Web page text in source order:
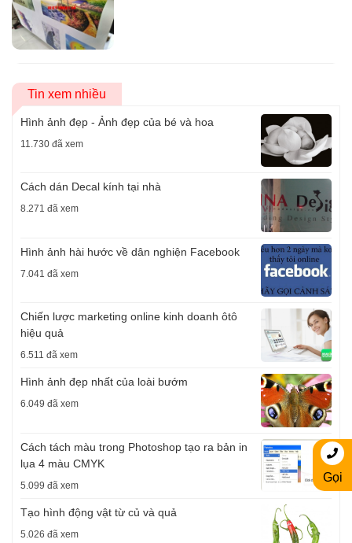
Tin xem nhiều
Hình ảnh đẹp - Ảnh đẹp của bé và hoa
11.730 đã xem
Cách dán Decal kính tại nhà
8.271 đã xem
Hình ảnh hài hước về dân nghiện Facebook
7.041 đã xem
Chiến lược marketing online kinh doanh ôtô
hiệu quả
6.511 đã xem
Hình ảnh đẹp nhất của loài bướm
6.049 đã xem
Cách tách màu trong Photoshop tạo ra bản in
lụa 4 màu CMYK
5.099 đã xem
Tạo hình động vật từ củ và quả
5.026 đã xem
Gọi